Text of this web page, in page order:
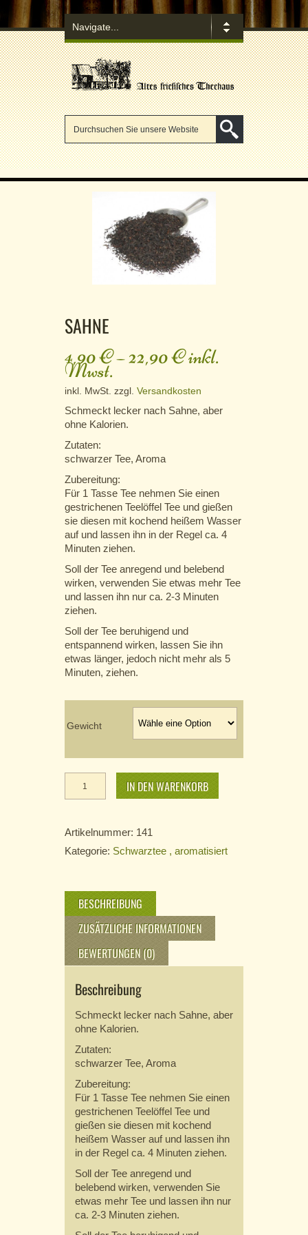
SAHNE
4,90€–22,90€inkl.
Mwst.
inkl. MwSt. zzgl. Versandkosten
Schmeckt lecker nach Sahne, aber
ohne Kalorien.
Zutaten:
schwarzer Tee, Aroma
Zubereitung:
Für 1 Tasse Tee nehmen Sie einen
gestrichenen Teelöffel Tee und gießen
sie diesen mit kochend heißem Wasser
auf und lassen ihn in der Regel ca. 4
Minuten ziehen.
Soll der Tee anregend und belebend
wirken, verwenden Sie etwas mehr Tee
und lassen ihn nur ca. 2-3 Minuten
ziehen.
Soll der Tee beruhigend und
entspannend wirken, lassen Sie ihn
etwas länger, jedoch nicht mehr als 5
Minuten, ziehen.
Gewicht
Sahne
Menge
IN DEN WARENKORB
Artikelnummer: 141
Kategorie: Schwarztee , aromatisiert
BESCHREIBUNG
ZUSÄTZLICHE INFORMATIONEN
BEWERTUNGEN (0)
Beschreibung
Schmeckt lecker nach Sahne, aber
ohne Kalorien.
Zutaten:
schwarzer Tee, Aroma
Zubereitung:
Für 1 Tasse Tee nehmen Sie einen
gestrichenen Teelöffel Tee und
gießen sie diesen mit kochend
heißem Wasser auf und lassen ihn
in der Regel ca. 4 Minuten ziehen.
Soll der Tee anregend und
belebend wirken, verwenden Sie
etwas mehr Tee und lassen ihn nur
ca. 2-3 Minuten ziehen.